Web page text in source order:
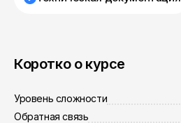
Коротко о курсе
Уровень сложности
Обратная связь